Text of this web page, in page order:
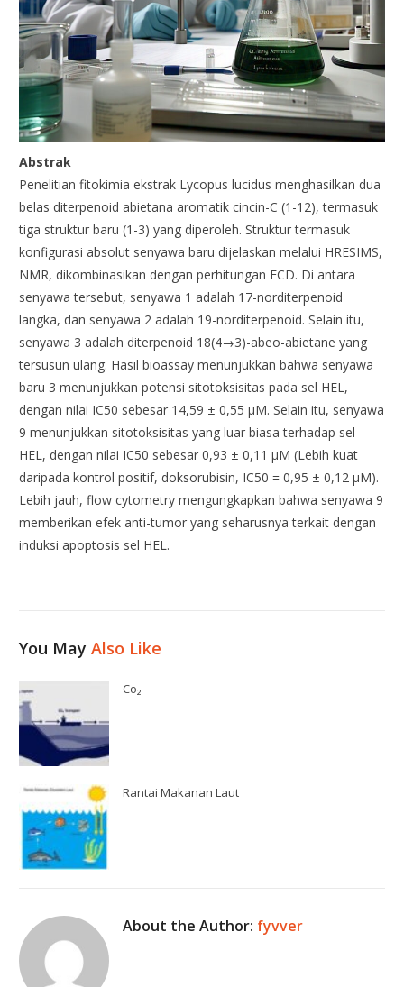
Abstrak
Penelitian fitokimia ekstrak Lycopus lucidus menghasilkan dua
belas diterpenoid abietana aromatik cincin-C (1-12), termasuk
tiga struktur baru (1-3) yang diperoleh. Struktur termasuk
konfigurasi absolut senyawa baru dijelaskan melalui HRESIMS,
NMR, dikombinasikan dengan perhitungan ECD. Di antara
senyawa tersebut, senyawa 1 adalah 17-norditerpenoid
langka, dan senyawa 2 adalah 19-norditerpenoid. Selain itu,
senyawa 3 adalah diterpenoid 18(4→3)-abeo-abietane yang
tersusun ulang. Hasil bioassay menunjukkan bahwa senyawa
baru 3 menunjukkan potensi sitotoksisitas pada sel HEL,
dengan nilai IC50 sebesar 14,59 ± 0,55 μM. Selain itu, senyawa
9 menunjukkan sitotoksisitas yang luar biasa terhadap sel
HEL, dengan nilai IC50 sebesar 0,93 ± 0,11 μM (Lebih kuat
daripada kontrol positif, doksorubisin, IC50 = 0,95 ± 0,12 μM).
Lebih jauh, flow cytometry mengungkapkan bahwa senyawa 9
memberikan efek anti-tumor yang seharusnya terkait dengan
induksi apoptosis sel HEL.
You MayAlso Like
Co₂
Rantai Makanan Laut
About the Author: fyvver